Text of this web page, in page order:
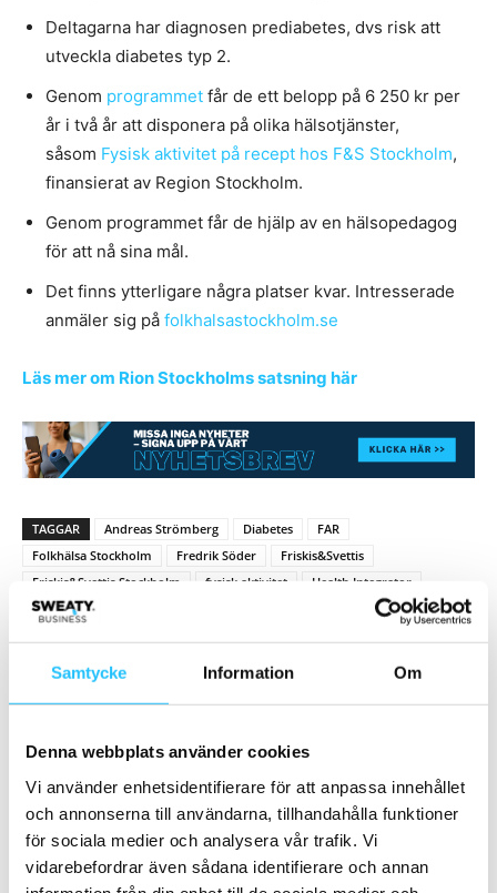
Samtycke Information Om
Denna webbplats använder cookies
Vi använder enhetsidentifierare för att anpassa innehållet
och annonserna till användarna, tillhandahålla funktioner
för sociala medier och analysera vår trafik. Vi
vidarebefordrar även sådana identifierare och annan
Deltagarna har diagnosen prediabetes, dvs risk att
utveckla diabetes typ 2.
Genom programmet får de ett belopp på 6 250 kr per
år i två år att disponera på olika hälsotjänster,
såsom Fysisk aktivitet på recept hos F&S Stockholm,
finansierat av Region Stockholm.
Genom programmet får de hjälp av en hälsopedagog
för att nå sina mål.
Det finns ytterligare några platser kvar. Intresserade
anmäler sig på folkhalsastockholm.se
Läs mer om Rion Stockholms satsning här
TAGGAR Andreas Strömberg Diabetes
FAR
Folkhälsa Stockholm
Fredrik Söder
Friskis&Svettis
Friskis&Svettis Stockholm
fysisk aktivitet
Health Integrator
Maria Olsson
Förra artikeln
I huvudet på Jonas Lissjanis:
Träningstrender 2022 – Post
Covid
Nästa artikel
LES MILLS Superstar 2021: 10
Stjärnor men bara en kan